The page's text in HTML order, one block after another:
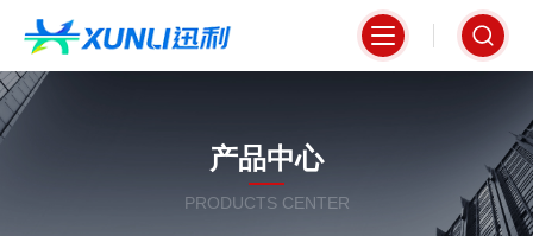
产品中心
PRODUCTS CENTER